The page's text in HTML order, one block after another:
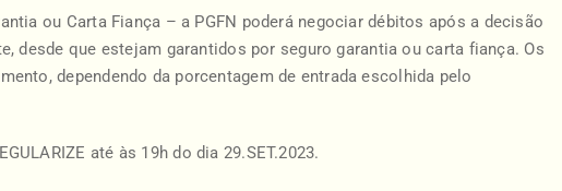
ou Carta Fiança – a PGFN poderá negociar débitos após a decisão
desde que estejam garantidos por seguro garantia ou carta fiança. Os
dependendo da porcentagem de entrada escolhida pelo
até às 19h do dia 29.SET.2023.